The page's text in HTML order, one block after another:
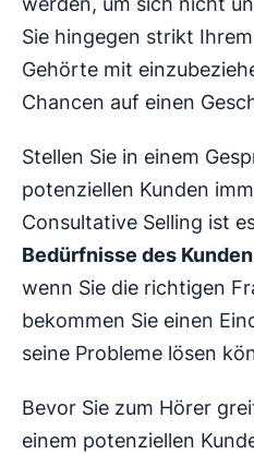
Sie hingegen strikt
Gehörte mit
Chancen auf einen
Stellen Sie in einem
potenziellen Kunden
Consultative Selling ist
Bedürfnisse des Kunden
wenn Sie die richtigen
bekommen Sie einen
seine Probleme lösen
Bevor Sie zum Hörer
einem potenziellen